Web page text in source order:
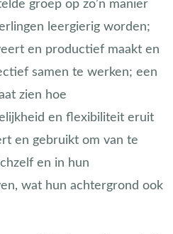
groep op zo’n manier
leergierig worden;
en productief maakt en
samen te werken; een
zien hoe
en flexibiliteit eruit
en gebruikt om van te
en in hun
wat hun achtergrond ook